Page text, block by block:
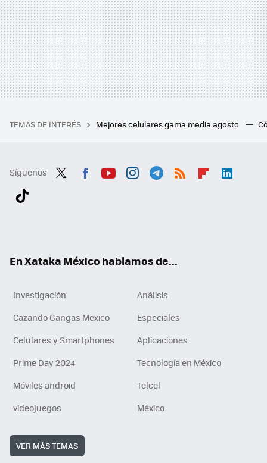
TEMAS DE INTERÉS Mejores celulares gama media agosto
Síguenos
En Xataka México hablamos de...
Investigación
Análisis
Cazando Gangas Mexico
Especiales
Celulares y Smartphones
Aplicaciones
Prime Day 2024
Tecnología en México
Móviles android
Telcel
videojuegos
México
VER MÁS TEMAS